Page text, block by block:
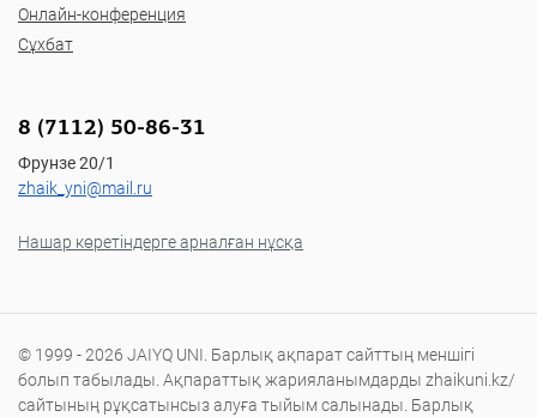
Онлайн-конференция
Сұхбат
8 (7112) 50-86-31
Фрунзе 20/1
zhaik_yni@mail.ru
Нашар көретіндерге арналған нұсқа
© 1999 - 2026 JAIYQ UNI. Барлық ақпарат сайттың меншігі
болып табылады. Ақпараттық жарияланымдарды zhaikuni.kz/
сайтының рұқсатынсыз алуға тыйым салынады. Барлық